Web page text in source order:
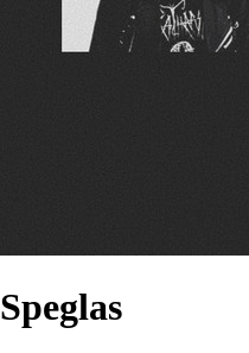
Speglas